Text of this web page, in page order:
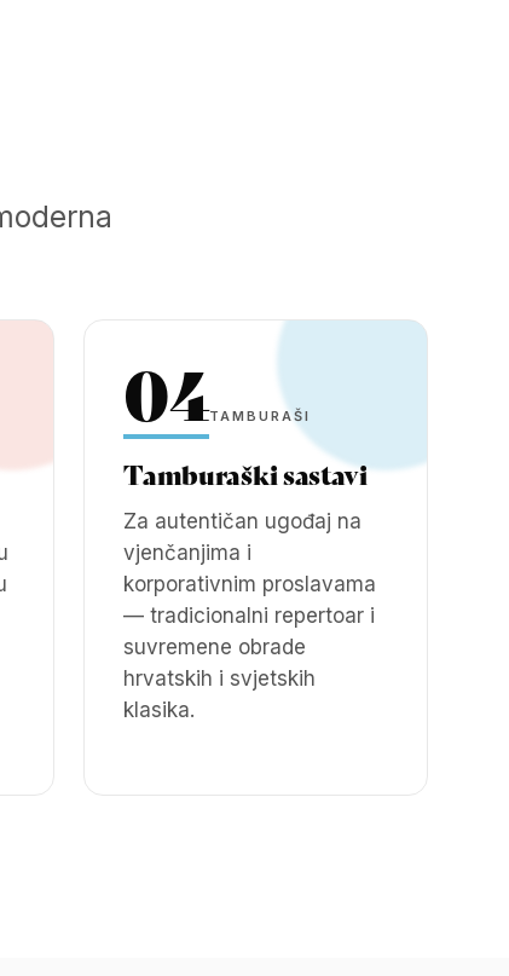
04TAMBURAŠI
Tamburaški sastavi
Za autentičan ugođaj na
vjenčanjima i
korporativnim proslavama
— tradicionalni repertoar i
suvremene obrade
hrvatskih i svjetskih
klasika.